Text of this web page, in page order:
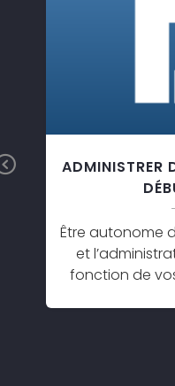
PreviousADMINISTRER
Être autonome
et
fonction de